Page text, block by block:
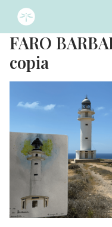
FARO
copia